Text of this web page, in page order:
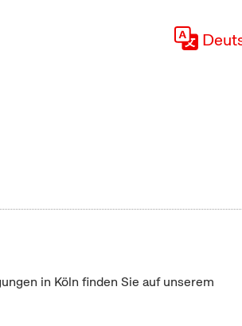
in Köln finden Sie auf unserem